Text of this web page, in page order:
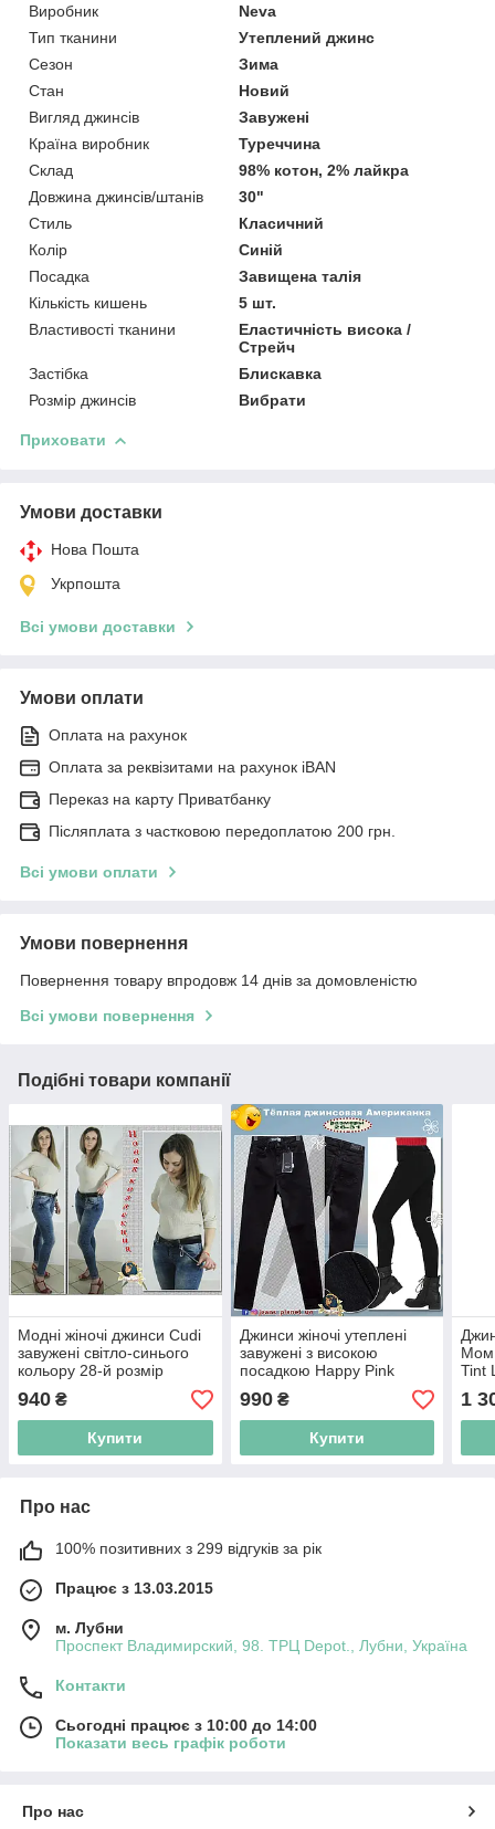
Виробник
Neva
Тип тканини
Утеплений джинс
Сезон
Зима
Стан
Новий
Вигляд джинсів
Завужені
Країна виробник
Туреччина
Склад
98% котон, 2% лайкра
Довжина джинсів/штанів
30"
Стиль
Класичний
Колір
Синій
Посадка
Завищена талія
Кількість кишень
5 шт.
Властивості тканини
Еластичність висока /
Стрейч
Застібка
Блискавка
Розмір джинсів
Вибрати
Приховати
Умови доставки
Нова Пошта
Укрпошта
Всі умови доставки
Умови оплати
Оплата на рахунок
Оплата за реквізитами на рахунок iBAN
Переказ на карту Приватбанку
Післяплата з частковою передоплатою 200 грн.
Всі умови оплати
Умови повернення
Повернення товару впродовж 14 днів за домовленістю
Всі умови повернення
Подібні товари компанії
Модні жіночі джинси Cudi
завужені світло-синього
кольору 28-й розмір
940 ₴
Купити
Джинси жіночі утеплені
завужені з високою
посадкою Happy Pink
990₴
Купити
Мом
Tint
1
Про нас
100% позитивних з 299 відгуків за рік
Працює з 13.03.2015
м. Лубни
Проспект Владимирский, 98. ТРЦ Depot., Лубни, Україна
Контакти
Сьогодні працює з 10:00 до 14:00
Показати весь графік роботи
Про нас